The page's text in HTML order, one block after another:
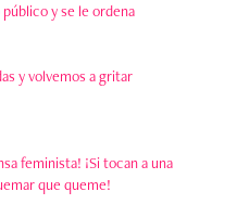
y se le ordena
y volvemos a gritar
feminista! ¡Si tocan a una
que queme!